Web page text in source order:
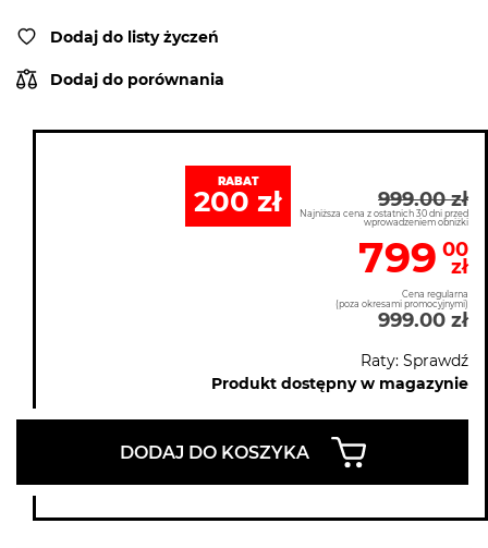
Dodaj do listy życzeń
Dodaj do porównania
RABAT
200 zł 999.00 zł
Najniższa cena z ostatnich 30 dni przed
wprowadzeniem obniżki
799 00
zł
Cena regularna
(poza okresami promocyjnymi)
999.00 zł
Raty: Sprawdź
Produkt dostępny w magazynie
DODAJ DO KOSZYKA